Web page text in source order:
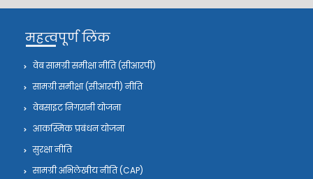
महत्वपूर्ण लिंक
वेब सामग्री समीक्षा नीति (सीआरपी)
सामग्री समीक्षा (सीआरपी) नीति
वेबसाइट निगरानी योजना
आकस्मिक प्रबंधन योजना
सुरक्षा नीति
सामग्री अभिलेखीय नीति (CAP)